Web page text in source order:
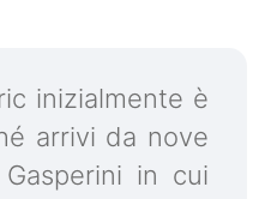
inizialmente è
arrivi da nove
in cui